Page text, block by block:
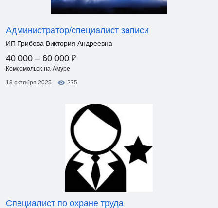
Администратор/специалист записи
ИП Грибова Виктория Андреевна
40 000 – 60 000 ₽
Комсомольск-на-Амуре
13 октября 2025
275
Специалист по охране труда